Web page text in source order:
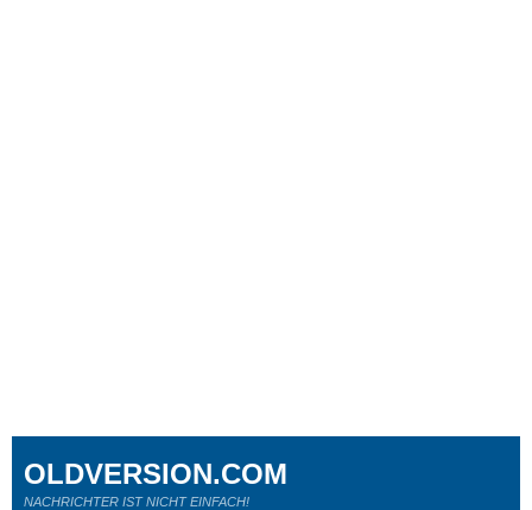
OLDVERSION.COM
NACHRICHTER IST NICHT EINFACH!